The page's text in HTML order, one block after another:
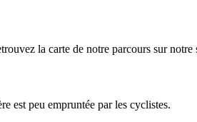
la carte de notre parcours sur
est peu empruntée par les cyclistes.